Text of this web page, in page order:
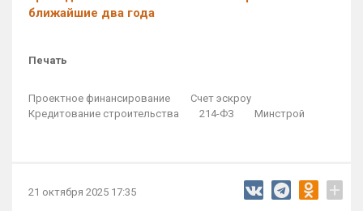
ближайшие два года
Печать
Проектное финансирование
Счет эскроу
Кредитование строительства
214-ФЗ Минстрой
21 октября 2025 17:35 +